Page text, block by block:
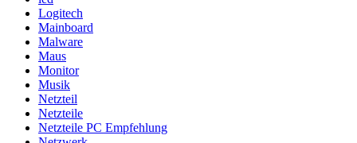
Logitech
Mainboard
Malware
Maus
Monitor
Musik
Netzteil
Netzteile
Netzteile PC Empfehlung